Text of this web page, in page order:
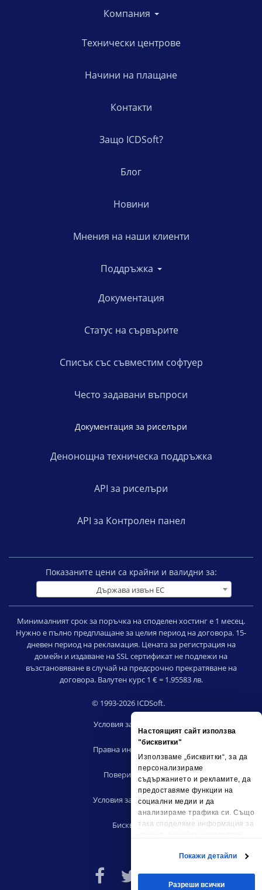
Настоящият сайт използва
"бисквитки"
Използваме „бисквитки“, за да
персонализираме
съдържанието и рекламите, да
предоставяме функции на
социални медии и да
анализираме трафика си. Също
така споделяме информация за
социални медии, рекламните си
Покажи детайли
Разреши всички
Компания
Технически центрове
Начини на плащане
Контакти
Защо ICDSoft?
Блог
Новини
Мнения на наши клиенти
Поддръжка
Документация
Статус на сървърите
Списък със съвместим софтуер
Често задавани въпроси
Документация за риселъри
Денонощна техническа поддръжка
API за риселъри
API за Контролен панел
Показаните цени са крайни и валидни за:
Държава извън ЕС
Минималният срок за поръчка на споделен хостинг е 1 месец.
Нужно е пълно предплащане за целия период на договора. 15-
дневен период на рекламация. Цената за регистрация на
домейн и издаване на SSL сертификат не подлежи на
възстановяване в случай на предсрочно прекратяване на
договора. Валутен курс 1 € = 1.95583 лв.
© 1993-2026 ICDSoft.
Условия за ползване
Правна информация
Поверителност
Условия за риселъри
Бисквитки